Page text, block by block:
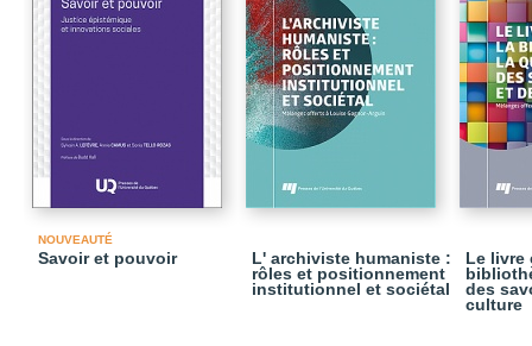
NOUVEAUTÉ
Savoir et pouvoir
L' archiviste humaniste :
rôles et positionnement
institutionnel et sociétal
Le livre
des
culture